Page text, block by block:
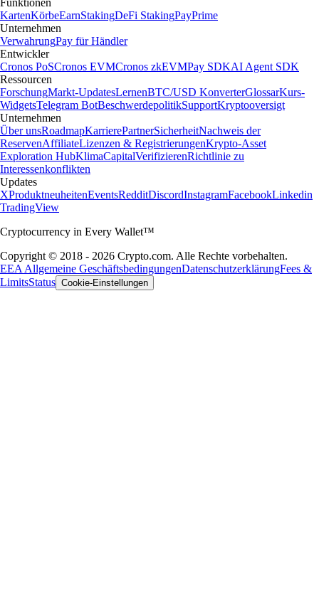
Funktionen
KartenKörbeEarnStakingDeFi StakingPayPrime
Unternehmen
VerwahrungPay für Händler
Entwickler
Cronos PoSCronos EVMCronos zkEVMPay SDKAI Agent SDK
Ressourcen
ForschungMarkt-UpdatesLernenBTC/USD KonverterGlossarKurs-
WidgetsTelegram BotBeschwerdepolitikSupportKryptooversigt
Unternehmen
Über unsRoadmapKarrierePartnerSicherheitNachweis der
ReservenAffiliateLizenzen & RegistrierungenKrypto-Asset
Exploration HubKlimaCapitalVerifizierenRichtlinie zu
Interessenkonflikten
Updates
XProduktneuheitenEventsRedditDiscordInstagramFacebookLinkedin
TradingView
Cryptocurrency in Every Wallet™
Copyright © 2018 - 2026 Crypto.com. Alle Rechte vorbehalten.
EEA Allgemeine GeschäftsbedingungenDatenschutzerklärungFees &
LimitsStatus Cookie-Einstellungen